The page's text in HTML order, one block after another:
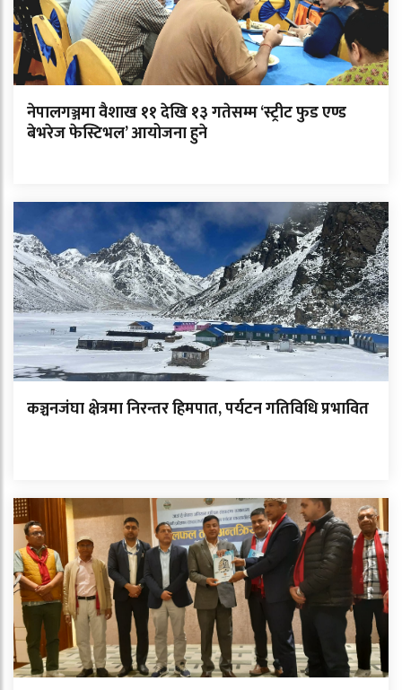
नेपालगञ्जमा वैशाख ११ देखि १३ गतेसम्म ‘स्ट्रीट फुड एण्ड
बेभरेज फेस्टिभल’ आयोजना हुने
कञ्चनजंघा क्षेत्रमा निरन्तर हिमपात, पर्यटन गतिविधि प्रभावित